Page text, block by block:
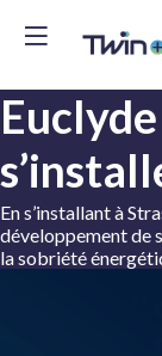
En s’installant à
développement de
la sobriété